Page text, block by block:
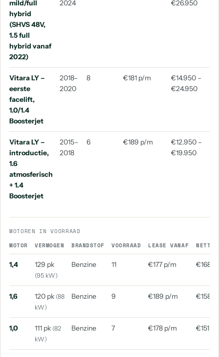
mild/full
hybrid
(SHVS 48V,
1.5 full
hybrid vanaf
2022)
2024 €26.950
Vitara LY –
eerste
facelift,
1.0/1.4
Boosterjet
2018–
2020
8 €181 p/m
€14.950 –
€24.950
Vitara LY –
introductie,
1.6
atmosferisch
+ 1.4
Boosterjet
2015–
2018
6 €189 p/m
€12.950 –
€19.950
MOTOREN IN VOORRAAD
MOTOR
VERMOGEN BRANDSTOF VOORRAAD LEASE VANAF NETTO
1,4 129 pk
(95 kW)
Benzine 11 €177 p/m €168
1,6 120 pk (88
kW)
Benzine 9 €189 p/m €158
1,0 111 pk (82
kW)
Benzine 7 €178 p/m €151